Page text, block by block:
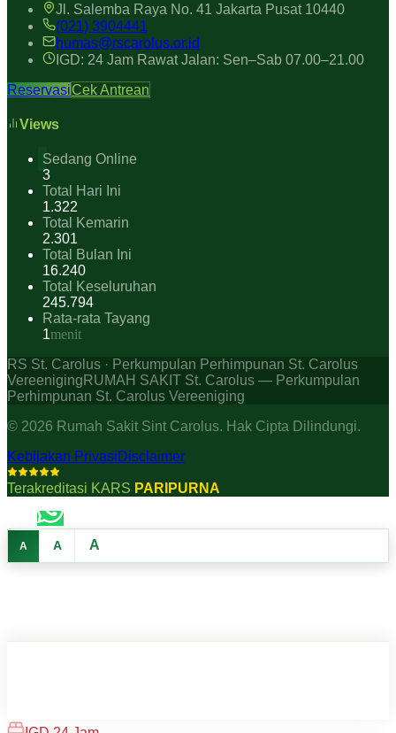
Jl. Salemba Raya No. 41 Jakarta Pusat 10440
(021) 3904441
humas@rscarolus.or.id
IGD: 24 Jam Rawat Jalan: Sen–Sab 07.00–21.00
ReservasiCek Antrean
Views
Sedang Online
3
Total Hari Ini
1.322
Total Kemarin
2.301
Total Bulan Ini
16.240
Total Keseluruhan
245.794
Rata-rata Tayang
1menit
RS St. Carolus · Perkumpulan Perhimpunan St. Carolus
Vereeniging RUMAH SAKIT St. Carolus — Perkumpulan
Perhimpunan St. Carolus Vereeniging
© 2026 Rumah Sakit Sint Carolus. Hak Cipta Dilindungi.
Kebijakan PrivasiDisclaimer
Terakreditasi KARS PARIPURNA
A A A